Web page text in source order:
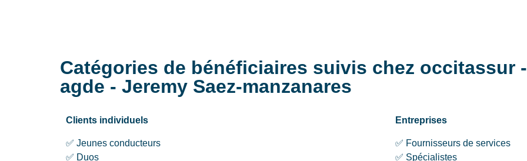
Catégories de bénéficiaires suivis chez occitassur
agde - Jeremy Saez-manzanares
Clients individuels
✅ Jeunes conducteurs
✅ Duos
Entreprises
✅ Fournisseurs de services
✅ Spécialistes